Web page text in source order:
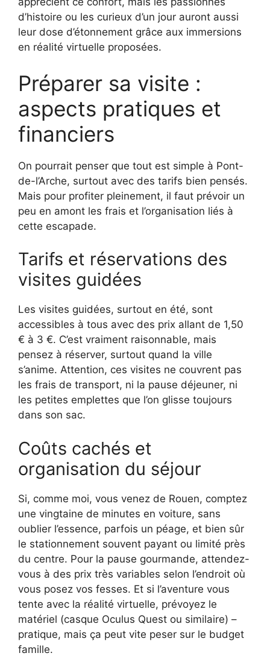
d’histoire ou les curieux d’un jour auront aussi
leur dose d’étonnement grâce aux immersions
en réalité virtuelle proposées.
Préparer sa visite :
aspects pratiques et
financiers
On pourrait penser que tout est simple à Pont-
de-l’Arche, surtout avec des tarifs bien pensés.
Mais pour profiter pleinement, il faut prévoir un
peu en amont les frais et l’organisation liés à
cette escapade.
Tarifs et réservations des
visites guidées
Les visites guidées, surtout en été, sont
accessibles à tous avec des prix allant de 1,50
€ à 3 €. C’est vraiment raisonnable, mais
pensez à réserver, surtout quand la ville
s’anime. Attention, ces visites ne couvrent pas
les frais de transport, ni la pause déjeuner, ni
les petites emplettes que l’on glisse toujours
dans son sac.
Coûts cachés et
organisation du séjour
Si, comme moi, vous venez de Rouen, comptez
une vingtaine de minutes en voiture, sans
oublier l’essence, parfois un péage, et bien sûr
le stationnement souvent payant ou limité près
du centre. Pour la pause gourmande, attendez-
vous à des prix très variables selon l’endroit où
vous posez vos fesses. Et si l’aventure vous
tente avec la réalité virtuelle, prévoyez le
matériel (casque Oculus Quest ou similaire) –
pratique, mais ça peut vite peser sur le budget
famille.